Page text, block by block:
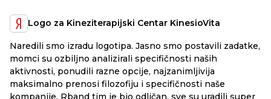
Logo za Kineziterapijski Centar KinesioVita
Naredili smo izradu logotipa. Jasno smo postavili zadatke,
momci su ozbiljno analizirali specifičnosti naših
aktivnosti, ponudili razne opcije, najzanimljivija
maksimalno prenosi filozofiju i specifičnosti naše
kompanije. Rband tim je bio odličan, sve su uradili super